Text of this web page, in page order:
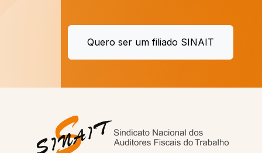
Quero ser um filiado SINAIT